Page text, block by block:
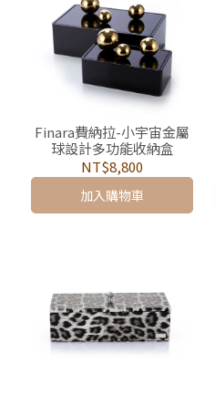
Finara費納拉-小宇宙金屬
球設計多功能收納盒
NT$8,800
加入購物車